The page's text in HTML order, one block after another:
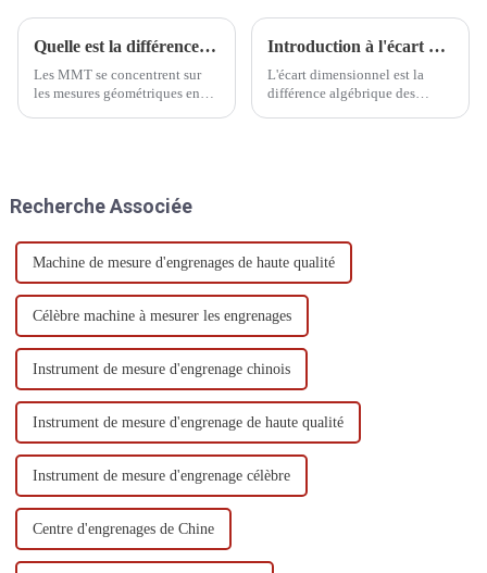
Quelle est la différence entre CMM et profilomètre
Les MMT se concentrent sur
les mesures géométriques en
d'applications industrielles,
Introduction à l'écart dimensionnel
L'écart dimensionnel est la
différence algébrique des
Recherche Associée
Machine de mesure d'engrenages de haute qualité
Célèbre machine à mesurer les engrenages
Instrument de mesure d'engrenage chinois
Instrument de mesure d'engrenage de haute qualité
Instrument de mesure d'engrenage célèbre
Centre d'engrenages de Chine